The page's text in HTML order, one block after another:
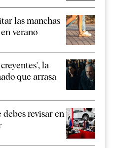
las manchas
verano
la
que arrasa
debes revisar en